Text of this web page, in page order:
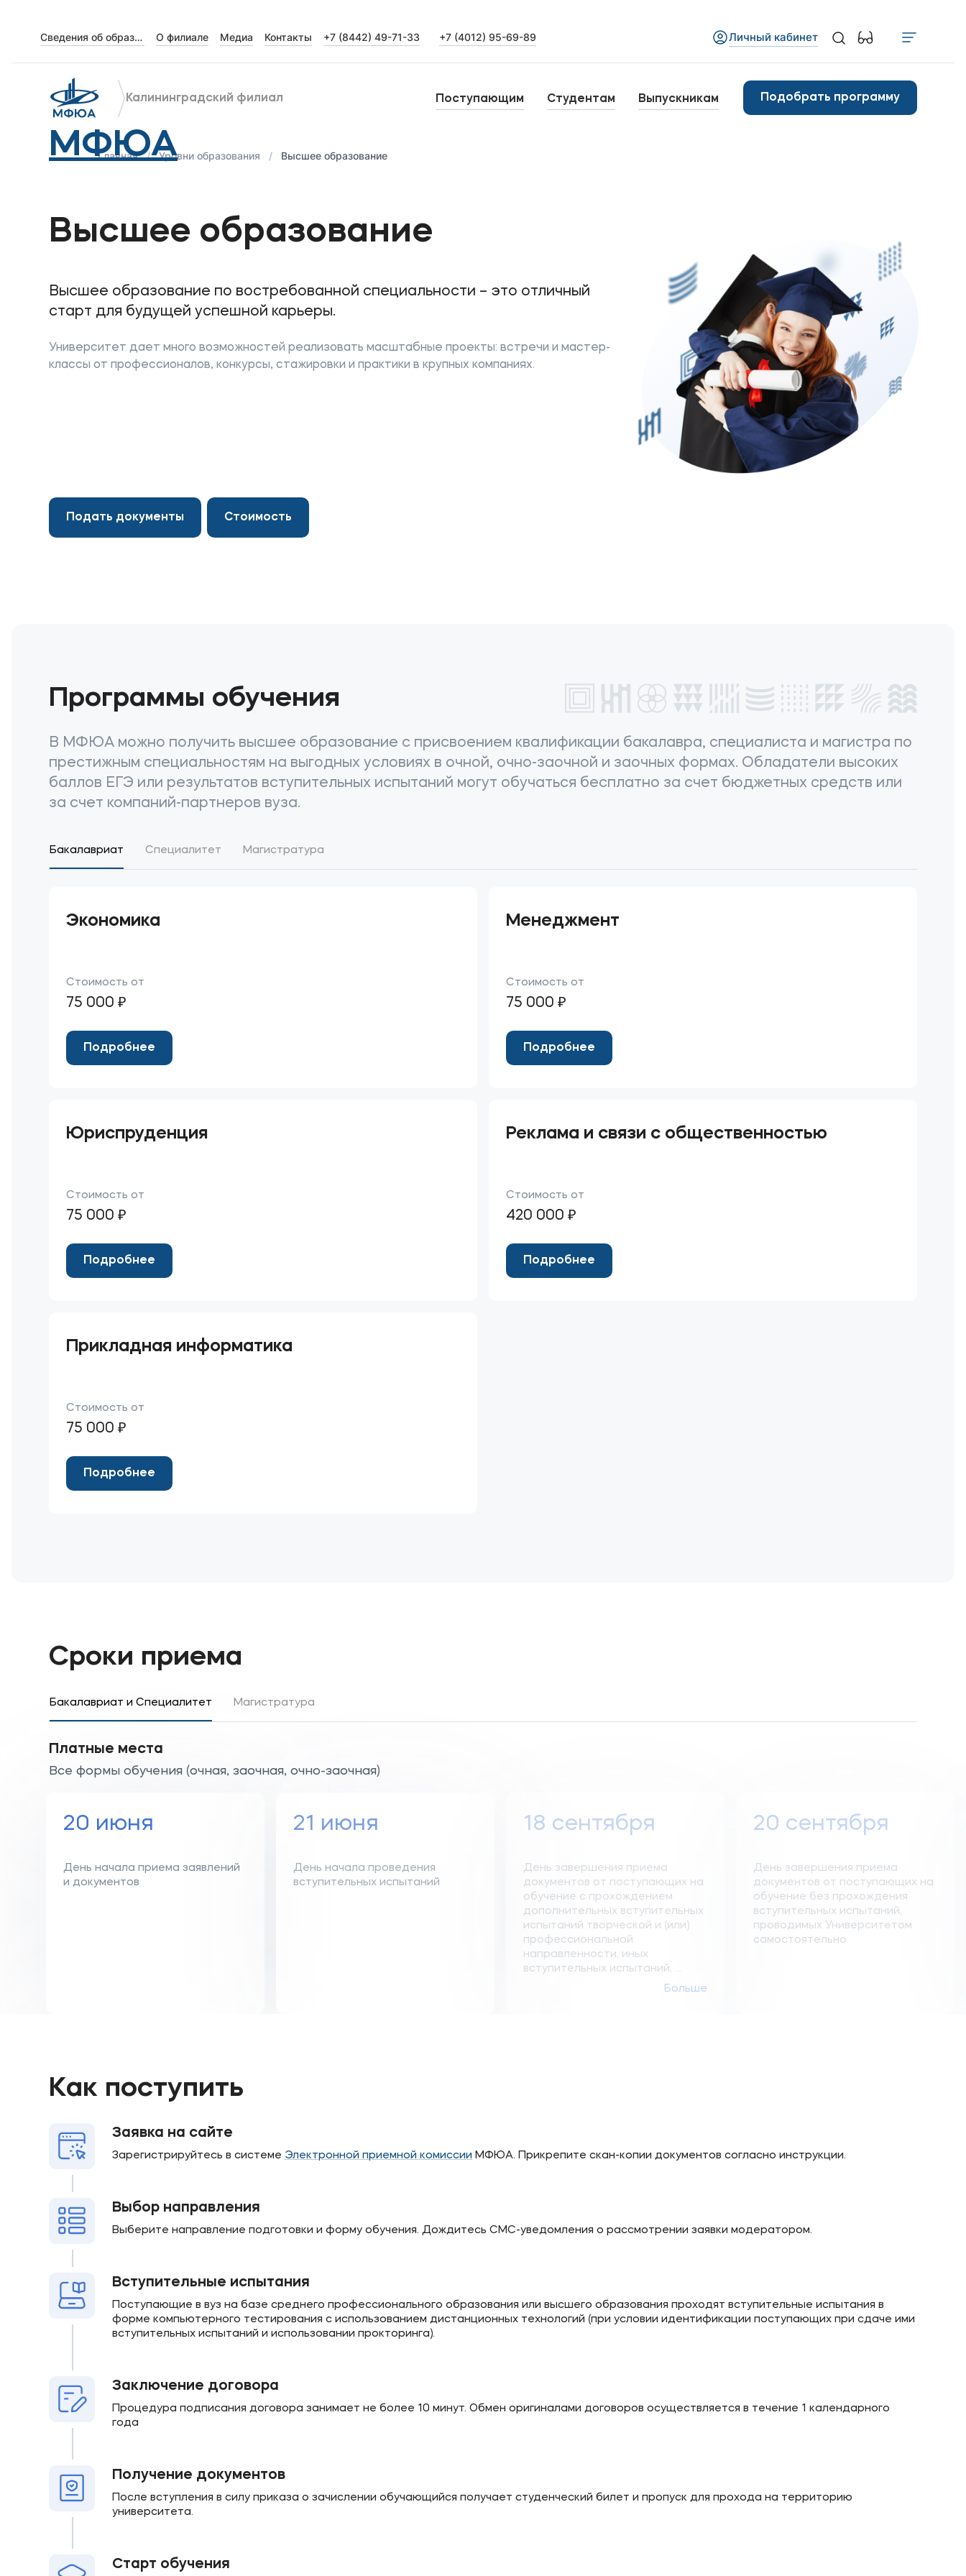
Сведения об образовательной организации О филиале Медиа Контакты +7 (8442) 49-71-33 +7 (4012) 95-69-89 Личный кабинет
МФЮА
Калининградский филиал Поступающим Студентам Выпускникам Подобрать программу
Лицензии и документы
Сведения об образовательной организации
Абитуриенту
Студентам
Высшее образование
Подобрать программу
Главная Уровни образования Высшее образование
Высшее образование
Высшее образование по востребованной специальности – это отличный
старт для будущей успешной карьеры.
Университет дает много возможностей реализовать масштабные проекты: встречи и мастер-
классы от профессионалов, конкурсы, стажировки и практики в крупных компаниях.
Подать документы Стоимость
Программы обучения
В МФЮА можно получить высшее образование с присвоением квалификации бакалавра, специалиста и магистра по
престижным специальностям на выгодных условиях в очной, очно-заочной и заочных формах. Обладатели высоких
баллов ЕГЭ или результатов вступительных испытаний могут обучаться бесплатно за счет бюджетных средств или
за счет компаний-партнеров вуза.
Бакалавриат Специалитет Магистратура
Экономика
Стоимость от
75 000 ₽
Подробнее
Менеджмент
Стоимость от
75 000 ₽
Подробнее
Юриспруденция
Стоимость от
75 000 ₽
Подробнее
Реклама и связи с общественностью
Стоимость от
420 000 ₽
Подробнее
Прикладная информатика
Стоимость от
75 000 ₽
Подробнее
Сроки приема
Бакалавриат и Специалитет Магистратура
Платные места
Все формы обучения (очная, заочная, очно-заочная)
20 июня
День начала приема заявлений
и документов
21 июня
День начала проведения
вступительных испытаний
18 сентября
День завершения приема
документов от поступающих на
обучение с прохождением
дополнительных вступительных
испытаний творческой и (или)
профессиональной
направленности, иных
вступительных испытаний, ...
Больше
20 сентября
День завершения приема
документов от поступающих на
обучение без прохождения
вступительных испытаний,
проводимых Университетом
самостоятельно
Как поступить
Заявка на сайте
Зарегистрируйтесь в системе Электронной приемной комиссии МФЮА. Прикрепите скан-копии документов согласно инструкции.
Выбор направления
Выберите направление подготовки и форму обучения. Дождитесь СМС-уведомления о рассмотрении заявки модератором.
Вступительные испытания
Поступающие в вуз на базе среднего профессионального образования или высшего образования проходят вступительные испытания в
форме компьютерного тестирования с использованием дистанционных технологий (при условии идентификации поступающих при сдаче ими
вступительных испытаний и использовании прокторинга).
Заключение договора
Процедура подписания договора занимает не более 10 минут. Обмен оригиналами договоров осуществляется в течение 1 календарного
года
Получение документов
После вступления в силу приказа о зачислении обучающийся получает студенческий билет и пропуск для прохода на территорию
университета.
Старт обучения